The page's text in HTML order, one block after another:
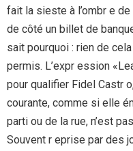
fait la sieste à l’ombr e
de côté un billet de
sait pourquoi : rien de
permis. L’expr ession
pour qualifier Fidel Castr
courante, comme si elle
parti ou de la rue, n’est
Souvent r eprise par des